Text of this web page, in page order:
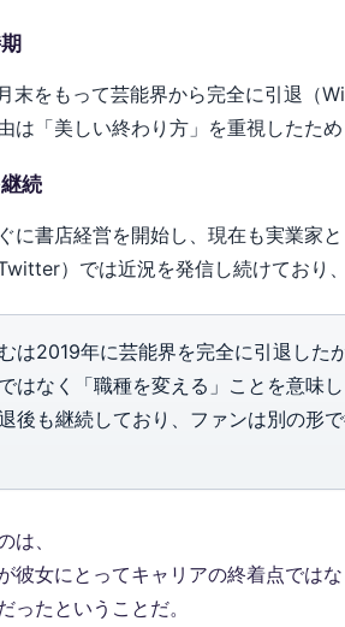
末をもって芸能界から完全に引退（
は「美しい終わり方」を重視したた
続
に書店経営を開始し、現在も実業家
）では近況を発信し続けており
は2019年に芸能界を完全に引退した
はなく「職種を変える」ことを意味
後も継続しており、ファンは別の形
は、
彼女にとってキャリアの終着点では
ったということだ。